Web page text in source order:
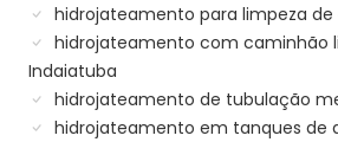
hidrojateamento para limpeza de
hidrojateamento com caminhão
Indaiatuba
hidrojateamento de tubulação
hidrojateamento em tanques de